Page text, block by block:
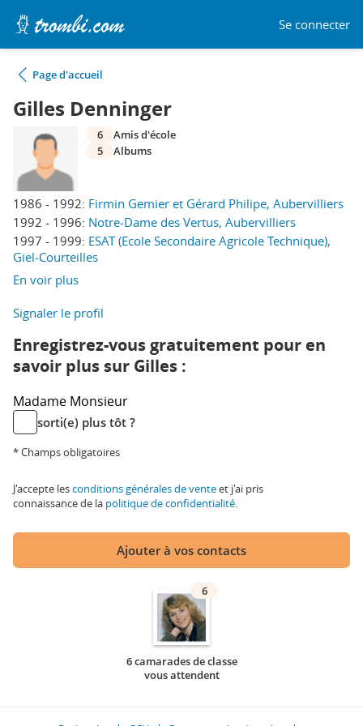
Se connecter
Page d'accueil
Gilles Denninger
1986 - 1992: Firmin Gemier et Gérard Philipe, Aubervilliers
1992 - 1996: Notre-Dame des Vertus, Aubervilliers
1997 - 1999: ESAT (Ecole Secondaire Agricole Technique),
Giel-Courteilles
En voir plus
6
Amis d'école
5
Albums
Signaler le profil
Enregistrez-vous gratuitement pour en
savoir plus sur Gilles :
Madame Monsieur
sorti(e) plus tôt ?
* Champs obligatoires
J'accepte lesconditions générales de venteet j'ai pris
connaissance de la politique de confidentialité.
Ajouter à vos contacts
6
6 camarades de classe
vous attendent